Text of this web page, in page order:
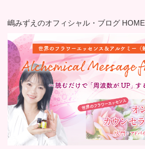
嶋みずえのオフィシャル・ブログ HOME